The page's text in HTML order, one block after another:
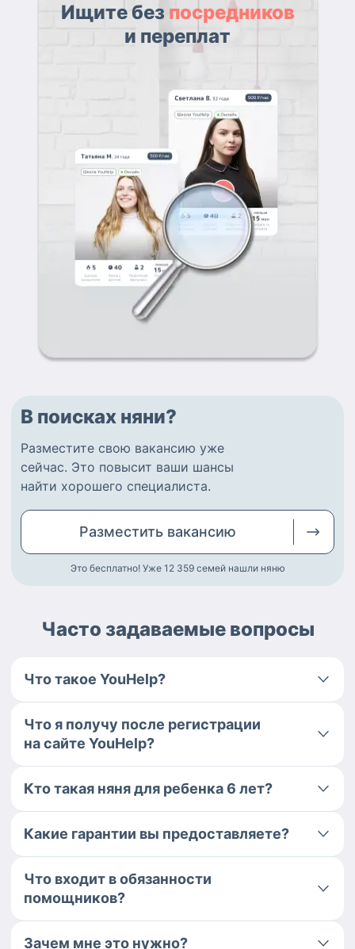
Ищите без посредников
и переплат
В поисках няни?
Разместите свою вакансию уже
сейчас. Это повысит ваши шансы
найти хорошего специалиста.
Разместить вакансию
Это бесплатно! Уже 12 359 семей нашли няню
Часто задаваемые вопросы
Что такое YouHelp?
Что я получу после регистрации
на сайте YouHelp?
Кто такая няня для ребенка 6 лет?
Какие гарантии вы предоставляете?
Что входит в обязанности
помощников?
Зачем мне это нужно?